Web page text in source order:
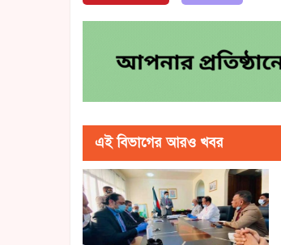
এই বিভাগের আরও খবর